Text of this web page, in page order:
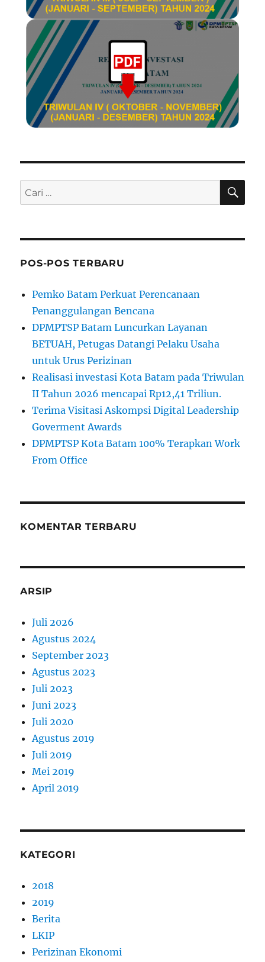
Pencarian
untuk:
POS-POS TERBARU
Pemko Batam Perkuat Perencanaan
Penanggulangan Bencana
DPMPTSP Batam Luncurkan Layanan
BETUAH, Petugas Datangi Pelaku Usaha
untuk Urus Perizinan
Realisasi investasi Kota Batam pada Triwulan
II Tahun 2026 mencapai Rp12,41 Triliun.
Terima Visitasi Askompsi Digital Leadership
Goverment Awards
DPMPTSP Kota Batam 100% Terapkan Work
From Office
KOMENTAR TERBARU
ARSIP
Juli 2026
Agustus 2024
September 2023
Agustus 2023
Juli 2023
Juni 2023
Juli 2020
Agustus 2019
Juli 2019
Mei 2019
April 2019
KATEGORI
2018
2019
Berita
LKIP
Perizinan Ekonomi